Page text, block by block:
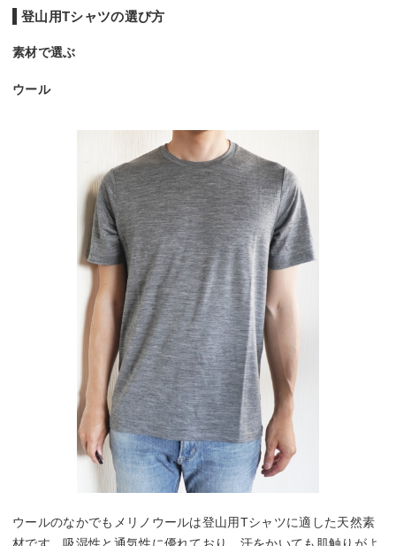
登山用Tシャツの選び方
素材で選ぶ
ウール
ウールのなかでもメリノウールは登山用Tシャツに適した天然素
材です。吸湿性と通気性に優れており、汗をかいても肌触りがよ